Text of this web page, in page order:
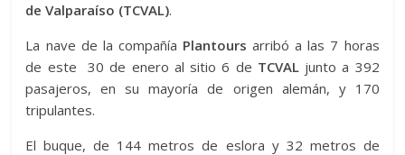
de Valparaíso (TCVAL).
La nave de la compañía Plantours arribó a las 7 horas
de este 30 de enero al sitio 6 de TCVALjunto a 392
pasajeros, en su mayoría de origen alemán, y 170
tripulantes.
El buque, de 144 metros de eslora y 32 metros de